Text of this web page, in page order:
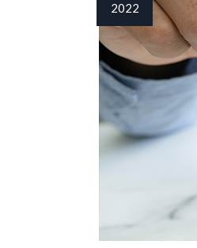
2022